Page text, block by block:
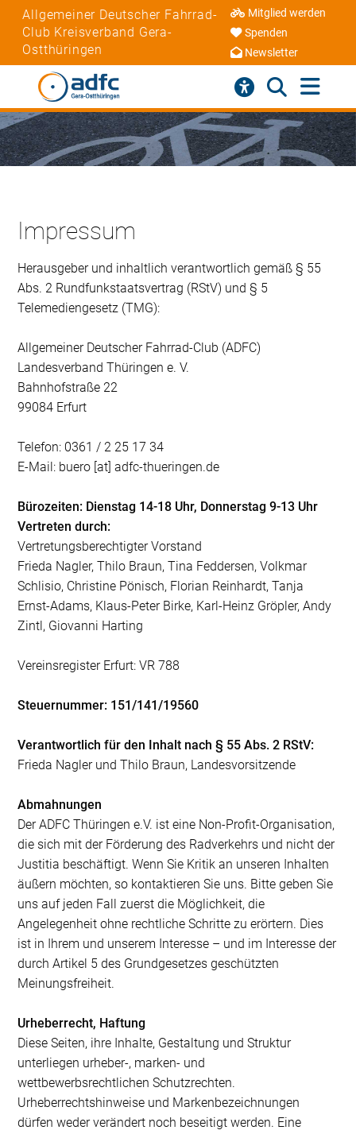
Allgemeiner Deutscher Fahrrad-
Club Kreisverband Gera-
Ostthüringen
Mitglied werden
Spenden
Newsletter
Impressum
Herausgeber und inhaltlich verantwortlich gemäß § 55
Abs. 2 Rundfunkstaatsvertrag (RStV) und § 5
Telemediengesetz (TMG):
Allgemeiner Deutscher Fahrrad-Club (ADFC)
Landesverband Thüringen e. V.
Bahnhofstraße 22
99084 Erfurt
Telefon: 0361 / 2 25 17 34
E-Mail: buero [at] adfc-thueringen.de
Bürozeiten: Dienstag 14-18 Uhr, Donnerstag 9-13 Uhr
Vertreten durch:
Vertretungsberechtigter Vorstand
Frieda Nagler, Thilo Braun, Tina Feddersen, Volkmar
Schlisio, Christine Pönisch, Florian Reinhardt, Tanja
Ernst-Adams, Klaus-Peter Birke, Karl-Heinz Gröpler, Andy
Zintl, Giovanni Harting
Vereinsregister Erfurt: VR 788
Steuernummer: 151/141/19560
Verantwortlich für den Inhalt nach § 55 Abs. 2 RStV:
Frieda Nagler und Thilo Braun, Landesvorsitzende
Abmahnungen
Der ADFC Thüringen e.V. ist eine Non-Profit-Organisation,
die sich mit der Förderung des Radverkehrs und nicht der
Justitia beschäftigt. Wenn Sie Kritik an unseren Inhalten
äußern möchten, so kontaktieren Sie uns. Bitte geben Sie
uns auf jeden Fall zuerst die Möglichkeit, die
Angelegenheit ohne rechtliche Schritte zu erörtern. Dies
ist in Ihrem und unserem Interesse – und im Interesse der
durch Artikel 5 des Grundgesetzes geschützten
Meinungsfreiheit.
Urheberrecht, Haftung
Diese Seiten, ihre Inhalte, Gestaltung und Struktur
unterliegen urheber-, marken- und
wettbewerbsrechtlichen Schutzrechten.
Urheberrechtshinweise und Markenbezeichnungen
dürfen weder verändert noch beseitigt werden. Eine